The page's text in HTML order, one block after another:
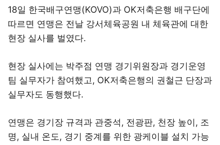
18일 한국배구연맹(KOVO)과 OK저축은행 배구단에
따르면 연맹은 전날 강서체육공원 내 체육관에 대한
현장 실사를 벌였다.
현장 실사에는 박주점 연맹 경기위원장과 경기운영
팀 실무자가 참여했고, OK저축은행의 권철근 단장과
실무자도 동행했다.
연맹은 경기장 규격과 관중석, 전광판, 천장 높이, 조
명, 실내 온도, 경기 중계를 위한 광케이블 설치 가능